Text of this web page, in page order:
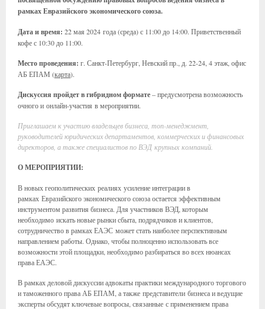
рамках Евразийского экономического союза.
Дата и время: 22 мая 2024 года (среда) с 11:00 до 14:00. Приветственный
кофе с 10:30 до 11:00.
Место проведения: г. Санкт-Петербург, Невский пр., д. 22-24, 4 этаж, офис
АБ ЕПАМ (карта).
Дискуссия пройдет в гибридном формате– предусмотрена возможность
очного и онлайн-участия в мероприятии.
Приглашаем к участию владельцев бизнеса, топ-менеджмент,
руководителей юридических департаментов, коммерческих и финансовых
директоров, а также специалистов по ВЭД крупных компаний.
О МЕРОПРИЯТИИ:
В новых геополитических реалиях усиление интеграции в
рамках Евразийского экономического союза остается эффективным
инструментом развития бизнеса. Для участников ВЭД, которым
необходимо искать новые рынки сбыта, подрядчиков и клиентов,
сотрудничество в рамках ЕАЭС может стать наиболее перспективным
направлением работы. Однако, чтобы полноценно использовать все
возможности этой площадки, необходимо разбираться во всех нюансах
права ЕАЭС.
В рамках деловой дискуссии адвокаты практики международного торгового
и таможенного права АБ ЕПАМ, а также представители бизнеса и ведущие
эксперты обсудят ключевые вопросы, связанные с применением права